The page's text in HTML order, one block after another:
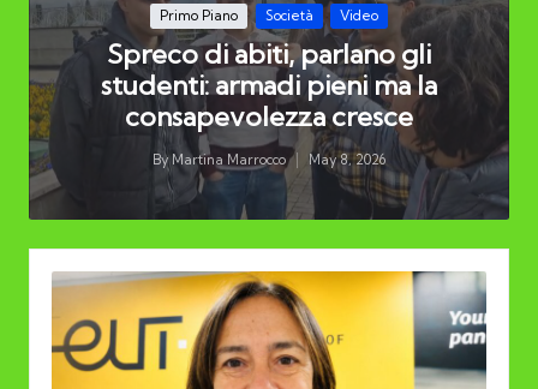
Posted
in
Primo Piano Società Video
Spreco di abiti, parlano gli
studenti: armadi pieni ma la
consapevolezza cresce
Posted
by
By Martina Marrocco May 8, 2026